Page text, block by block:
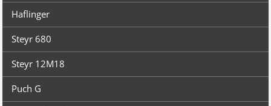
Haflinger
Steyr 680
Steyr 12M18
Puch G